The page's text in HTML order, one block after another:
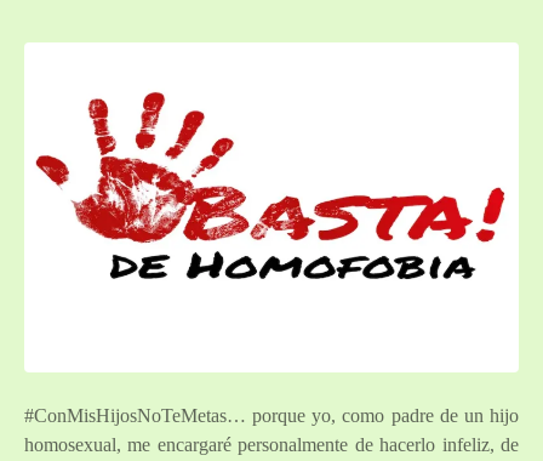
#ConMisHijosNoTeMetas… porque yo, como padre de un hijo
homosexual, me encargaré personalmente de hacerlo infeliz, de